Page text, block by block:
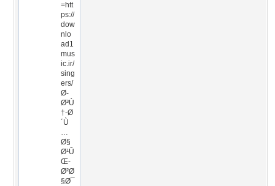
=htt
ps://
dow
nlo
ad1
mus
ic.ir/
sing
ers/
Ø­
Ø³Ù
†-Ø
´Ù
…
Ø§
Ø¹Û
Œ-
Ø²Ø
§Ø¯